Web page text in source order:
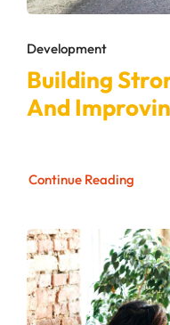
Development
Building
And
Continue Reading